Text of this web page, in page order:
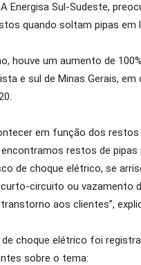
Energisa Sul-Sudeste,
quando soltam pipas em
houve um aumento de
e sul de Minas Gerais,
em função dos
restos de
de choque elétrico, se
circuito ou vazamento
aos clientes”,
choque elétrico foi
sobre o tema: